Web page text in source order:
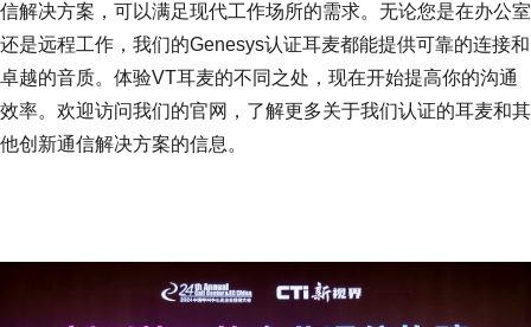
信解决方案，可以满足现代工作场所的需求。无论您是在办公室
还是远程工作，我们的Genesys认证耳麦都能提供可靠的连接和
卓越的音质。体验VT耳麦的不同之处，现在开始提高你的沟通
效率。欢迎访问我们的官网，了解更多关于我们认证的耳麦和其
他创新通信解决方案的信息。